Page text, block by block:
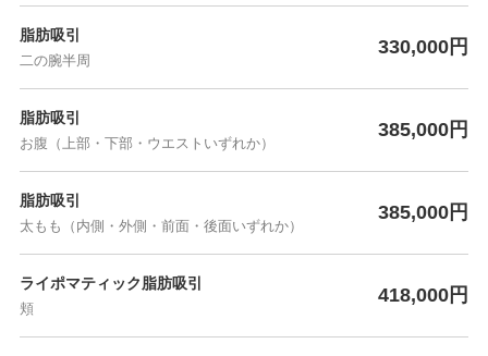
脂肪吸引
二の腕半周
330,000円
脂肪吸引
お腹（上部・下部・ウエストいずれか）
385,000円
脂肪吸引
太もも（内側・外側・前面・後面いずれか）
385,000円
ライポマティック脂肪吸引
頬
418,000円